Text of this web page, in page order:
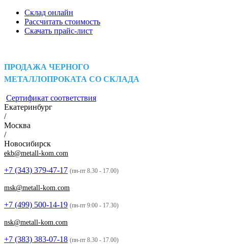
Склад онлайн
Рассчитать стоимость
Скачать прайс-лист
ПРОДАЖА ЧЕРНОГО
МЕТАЛЛОПРОКАТА СО СКЛАДА
Сертификат соответствия
Екатеринбург
/
Москва
/
Новосибирск
ekb@metall-kom.com
+7 (343) 379-47-17 (пн-пт 8.30 - 17.00)
msk@metall-kom.com
+7 (499) 500-14-19 (пн-пт 9:00 - 17.30)
nsk@metall-kom.com
+7 (383) 383-07-18 (пн-пт 8.30 - 17.00)